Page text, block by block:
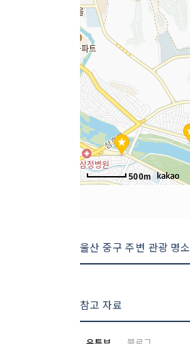
500m
울산 중구 주변 관광 명소
참고 자료